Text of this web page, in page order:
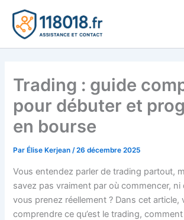
contenu
Trading : guide
pour débuter et
en bourse
Par Élise Kerjean/26 décembre 2025
Vous entendez parler de trading partout,
savez pas vraiment par où commencer, ni
vous prenez réellement ? Dans cet article,
comprendre ce qu’est le trading,